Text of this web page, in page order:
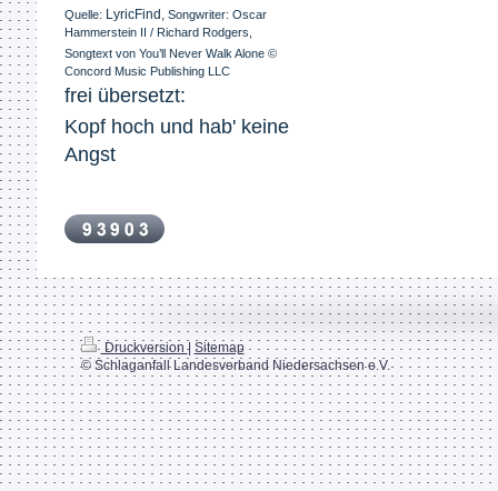
Quelle: LyricFind Songwriter: Oscar
Hammerstein II / Richard Rodgers,
Songtext von You’ll Never Walk Alone ©
Concord Music Publishing LLC
frei übersetzt:
Kopf hoch und hab' keine
Angst
Druckversion| Sitemap
© Schlaganfall Landesverband Niedersachsen e.V.